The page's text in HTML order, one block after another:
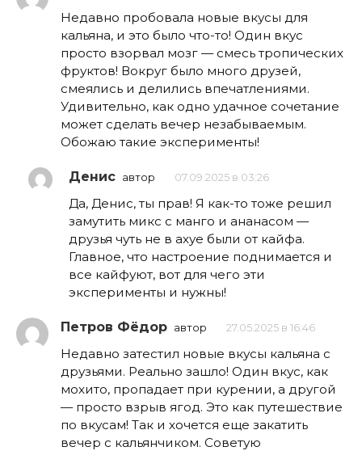
Недавно пробовала новые вкусы для
кальяна, и это было что-то! Один вкус
просто взорвал мозг — смесь тропических
фруктов! Вокруг было много друзей,
смеялись и делились впечатлениями.
Удивительно, как одно удачное сочетание
может сделать вечер незабываемым.
Обожаю такие эксперименты!
Денис автор 07.09.2025 в 03:26
Да, Денис, ты прав! Я как-то тоже решил
замутить микс с манго и ананасом —
друзья чуть не в ахуе были от кайфа.
Главное, что настроение поднимается и
все кайфуют, вот для чего эти
эксперименты и нужны!
Петров Фёдор автор 27.05.2025 в 16:46
Недавно затестил новые вкусы кальяна с
друзьями. Реально зашло! Один вкус, как
мохито, пропадает при курении, а другой
— просто взрыв ягод. Это как путешествие
по вкусам! Так и хочется еще закатить
вечер с кальянчиком. Советую